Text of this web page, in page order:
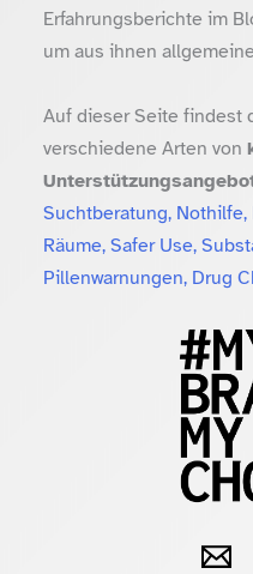
Erfahrungsberichte im
um aus ihnen
Auf dieser Seite findest
verschiedene Arten von
Suchtberatung,
Räume, Safer Use,
Pillenwarnungen, Drug